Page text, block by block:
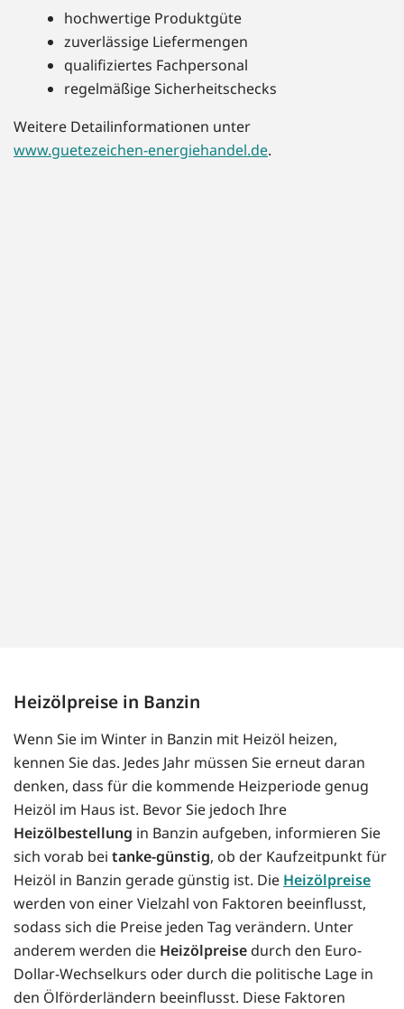
hochwertige Produktgüte
zuverlässige Liefermengen
qualifiziertes Fachpersonal
regelmäßige Sicherheitschecks
Weitere Detailinformationen unter
www.guetezeichen-energiehandel.de.
Heizölpreise in Banzin
Wenn Sie im Winter in Banzin mit Heizöl heizen,
kennen Sie das. Jedes Jahr müssen Sie erneut daran
denken, dass für die kommende Heizperiode genug
Heizöl im Haus ist. Bevor Sie jedoch Ihre
Heizölbestellung in Banzin aufgeben, informieren Sie
sich vorab bei tanke-günstig, ob der Kaufzeitpunkt für
Heizöl in Banzin gerade günstig ist. Die Heizölpreise
werden von einer Vielzahl von Faktoren beeinflusst,
sodass sich die Preise jeden Tag verändern. Unter
anderem werden die Heizölpreise durch den Euro-
Dollar-Wechselkurs oder durch die politische Lage in
den Ölförderländern beeinflusst. Diese Faktoren